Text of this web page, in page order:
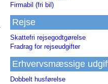
Firmabil (fri bil)
Rejse
Skattefri rejsegodtgørelse
Fradrag for rejseudgifter
Erhvervsmæssige
Dobbelt husførelse